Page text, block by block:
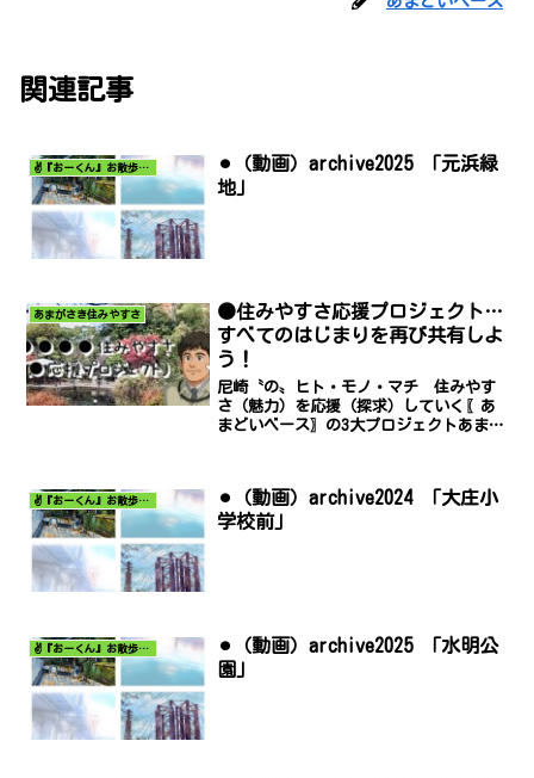
関連記事
✌️『おーくん』お散歩日記〜どんな出会いがあるだろう〜
⚫︎（動画）archive2025 「元浜緑
地」
あまがさき住みやすさ
●住みやすさ応援プロジェクト…
すべてのはじまりを再び共有しよ
う！
尼崎〝の〟ヒト・モノ・マチ 住みやす
さ（魅力）を応援（探求）していく〖あ
まどいベース〗の3大プロジェクトあまが
おしょう住...
✌️『おーくん』お散歩日記〜どんな出会いがあるだろう〜
⚫︎（動画）archive2024 「大庄小
学校前」
✌️『おーくん』お散歩日記〜どんな出会いがあるだろう〜
⚫︎（動画）archive2025 「水明公
園」